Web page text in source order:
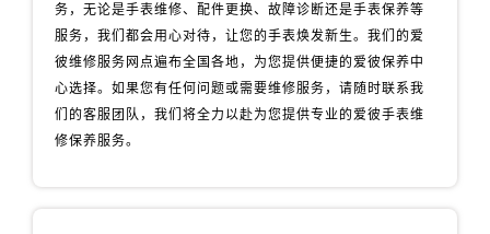
江苏省连云港市海州区通灌北路爱彼售后服务中心（需提前预约）
务，无论是手表维修、配件更换、故障诊断还是手表保养等
服务，我们都会用心对待，让您的手表焕发新生。我们的爱
彼维修服务网点遍布全国各地，为您提供便捷的爱彼保养中
心选择。如果您有任何问题或需要维修服务，请随时联系我
们的客服团队，我们将全力以赴为您提供专业的爱彼手表维
修保养服务。